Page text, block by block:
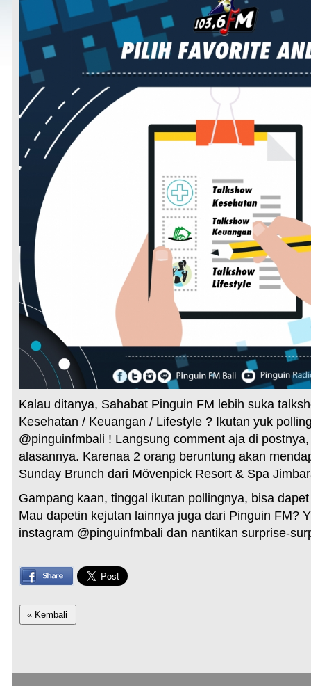
Kalau ditanya, Sahabat Pinguin FM lebih suka
Kesehatan / Keuangan / Lifestyle ? Ikutan yuk
@pinguinfmbali ! Langsung comment aja di
alasannya. Karenaa 2 orang beruntung akan
Sunday Brunch dari Mövenpick Resort & Spa
Gampang kaan, tinggal ikutan pollingnya, bisa
Mau dapetin kejutan lainnya juga dari Pinguin FM?
instagram @pinguinfmbali dan nantikan surprise-